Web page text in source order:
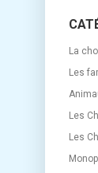
La
Les
Les
Les